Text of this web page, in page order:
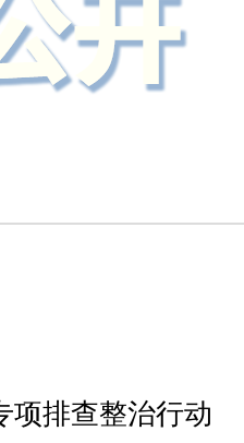
项排查整治行动